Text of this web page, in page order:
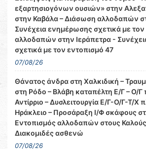
εξαρτησιογόνων ουσιών» στην
στην Καβάλα – Διάσωση αλλοδαπών
Συνέχεια ενημέρωσης σχετικά με
αλλοδαπών στην Ιεράπετρα -
σχετικά με τον εντοπισμό 47
07/08/26
Θάνατος άνδρα στη Χαλκιδική –
στη Ρόδο – Βλάβη καταπέλτη Ε/Γ – Ο/Γ
Αντίρριο – Δυσλειτουργία Ε/Γ-Ο/Γ-Τ/Χ
Ηράκλειο – Προσάραξη Ι/Φ σκάφους
Εντοπισμός αλλοδαπών στους Καλούς
Διακομιδές ασθενώ
07/08/26